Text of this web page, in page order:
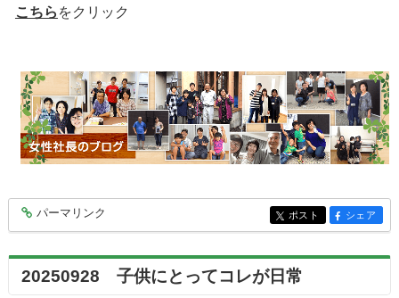
こちら をクリック
entry9932
パーマリンク entry9932
ポスト entry9932
シェア
20250928 子供にとってコレが日常